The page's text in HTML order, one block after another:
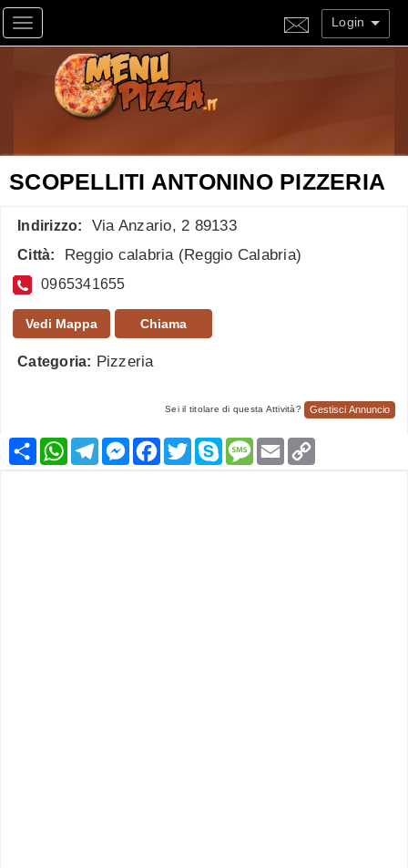
Toggle navigation Login
SCOPELLITI ANTONINO PIZZERIA
Indirizzo: Via Anzario, 2 89133
Città: Reggio calabria (Reggio Calabria)
0965341655
Vedi Mappa Chiama
Categoria: Pizzeria
Sei il titolare di questa Attività? Gestisci Annuncio
CondividiWhatsApp
TelegramMessenger
Facebook
TwitterSkypeMessage
Email